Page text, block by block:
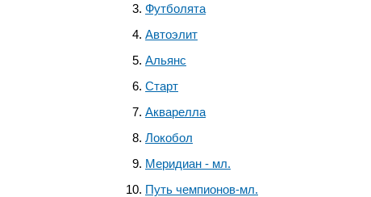
Футболята
Автоэлит
Альянс
Старт
Акварелла
Локобол
Меридиан - мл.
Путь чемпионов-мл.